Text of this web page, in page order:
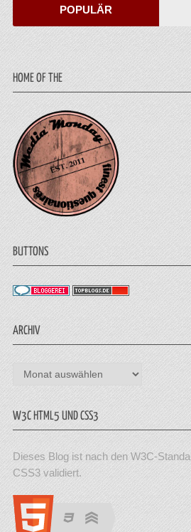
POPULÄR
HOME OF THE
BUTTONS
ARCHIV
Archiv
W3C HTML5 UND CSS3
Dieses Blog ist nach den W3C-
CSS3 validiert.